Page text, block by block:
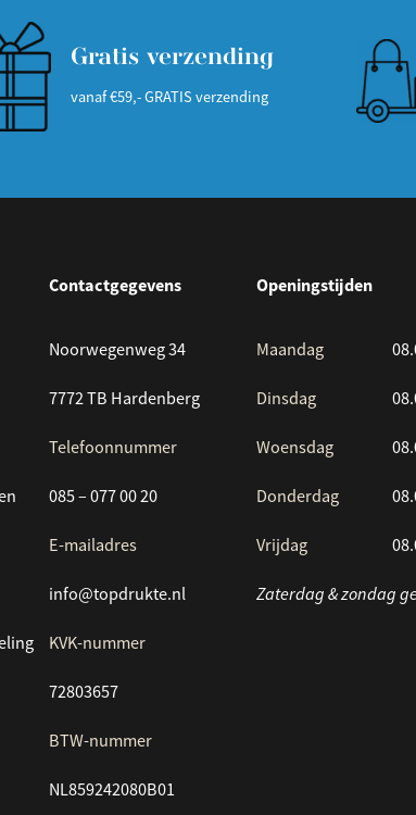
Gratis verzending
vanaf €59,- GRATIS verzending
Contactgegevens
Noorwegenweg 34
7772 TB Hardenberg
Telefoonnummer
085 – 077 00 20
E-mailadres
info@topdrukte.nl
KVK-nummer
72803657
BTW-nummer
NL859242080B01
Openingstijden
Maandag
Dinsdag
Woensdag
Donderdag
Vrijdag
Zaterdag & zondag